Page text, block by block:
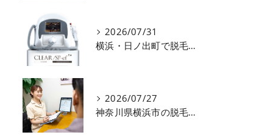
2026/07/31
横浜・日ノ出町で脱毛するならCleanKingへ
2026/07/27
神奈川県横浜市の脱毛なら駅近のCleanKing 初めての方へのご案内・注意事項